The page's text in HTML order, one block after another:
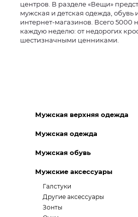
центров. В разделе «Вещи»
мужская и детская одежда, обувь
интернет-магазинов. Всего 5000
каждую неделю: от недорогих
шестизначными ценниками.
Мужская верхняя одежда
Мужская одежда
Мужская обувь
Мужские аксессуары
Галстуки
Другие аксессуары
Зонты